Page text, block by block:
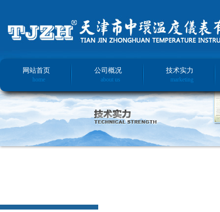
网站首页
home
公司概况
about us
技术实力
marketing